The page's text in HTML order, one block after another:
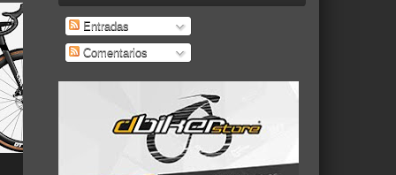
Entradas
Comentarios